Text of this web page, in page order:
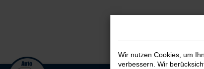
Wir nutzen Cookies, um
verbessern. Wir